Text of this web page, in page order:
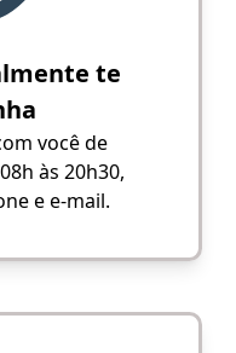
te
você de
às 20h30,
e e-mail.